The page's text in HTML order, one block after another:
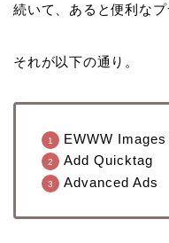
続いて、あると便利なプ
それが以下の通り。
EWWW
Add Quicktag
Advanced Ads